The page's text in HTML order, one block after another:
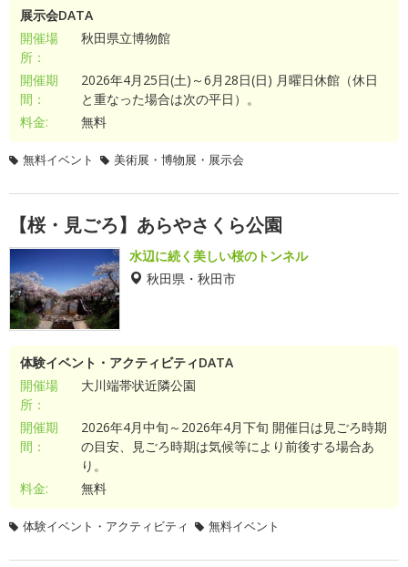
展示会DATA
開催場
所：
秋田県立博物館
開催期
間：
2026年4月25日(土)～6月28日(日) 月曜日休館（休日
と重なった場合は次の平日）。
料金:
無料
無料イベント 美術展・博物展・展示会
【桜・見ごろ】あらやさくら公園
水辺に続く美しい桜のトンネル
秋田県・秋田市
体験イベント・アクティビティDATA
開催場
所：
大川端帯状近隣公園
開催期
間：
2026年4月中旬～2026年4月下旬 開催日は見ごろ時期
の目安、見ごろ時期は気候等により前後する場合あ
り。
料金:
無料
体験イベント・アクティビティ 無料イベント